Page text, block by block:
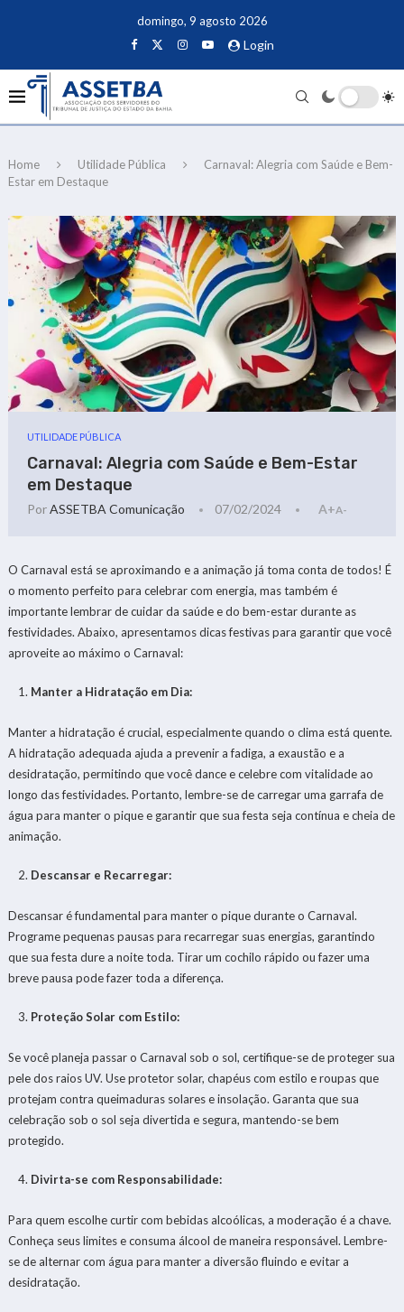
domingo, 9 agosto 2026
Login
Home Utilidade Pública
Carnaval: Alegria com Saúde e Bem-
Estar em Destaque
UTILIDADE PÚBLICA
Carnaval: Alegria com Saúde e Bem-Estar
em Destaque
PorASSETBA Comunicação 07/02/2024 A+A-
O Carnaval está se aproximando e a animação já toma conta de todos! É
o momento perfeito para celebrar com energia, mas também é
importante lembrar de cuidar da saúde e do bem-estar durante as
festividades. Abaixo, apresentamos dicas festivas para garantir que você
aproveite ao máximo o Carnaval:
Manter a Hidratação em Dia:
Manter a hidratação é crucial, especialmente quando o clima está quente.
A hidratação adequada ajuda a prevenir a fadiga, a exaustão e a
desidratação, permitindo que você dance e celebre com vitalidade ao
longo das festividades. Portanto, lembre-se de carregar uma garrafa de
água para manter o pique e garantir que sua festa seja contínua e cheia de
animação.
Descansar e Recarregar:
Descansar é fundamental para manter o pique durante o Carnaval.
Programe pequenas pausas para recarregar suas energias, garantindo
que sua festa dure a noite toda. Tirar um cochilo rápido ou fazer uma
breve pausa pode fazer toda a diferença.
Proteção Solar com Estilo:
Se você planeja passar o Carnaval sob o sol, certifique-se de proteger sua
pele dos raios UV. Use protetor solar, chapéus com estilo e roupas que
protejam contra queimaduras solares e insolação. Garanta que sua
celebração sob o sol seja divertida e segura, mantendo-se bem
protegido.
Divirta-se com Responsabilidade:
Para quem escolhe curtir com bebidas alcoólicas, a moderação é a chave.
Conheça seus limites e consuma álcool de maneira responsável. Lembre-
se de alternar com água para manter a diversão fluindo e evitar a
desidratação.